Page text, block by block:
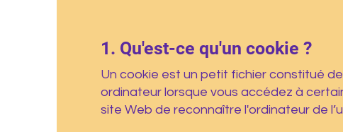
1. Qu'est-ce qu'un cookie ?
Un cookie est un petit fichier constitué
ordinateur lorsque vous accédez à
site Web de reconnaître l'ordinateur de